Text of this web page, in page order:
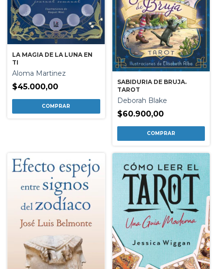
LA MAGIA DE LA LUNA EN
TI
Aloma Martinez
$45.000,00
SABIDURIA DE BRUJA.
TAROT
Deborah Blake
$60.900,00